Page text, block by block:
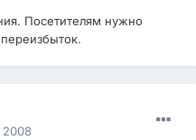
Посетителям нужно
2008